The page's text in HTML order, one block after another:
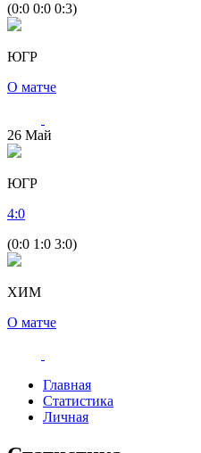
(0:0 0:0 0:3)
ЮГР
О матче
26 Май
ЮГР
4:0
(0:0 1:0 3:0)
ХИМ
О матче
Главная
Статистика
Личная